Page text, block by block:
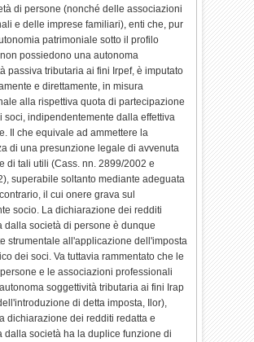
di persone (nonché delle associazioni
e delle imprese familiari), enti che, pur
patrimoniale sotto il profilo
possiedono una autonoma
passiva tributaria ai fini Irpef, è imputato
e direttamente, in misura
alla rispettiva quota di partecipazione
soci, indipendentemente dalla effettiva
Il che equivale ad ammettere la
di una presunzione legale di avvenuta
di tali utili (Cass. nn. 2899/2002 e
superabile soltanto mediante adeguata
il cui onere grava sul
socio. La dichiarazione dei redditi
dalla società di persone è dunque
strumentale all'applicazione dell'imposta
dei soci. Va tuttavia rammentato che le
e le associazioni professionali
soggettività tributaria ai fini Irap
di detta imposta, Ilor),
dichiarazione dei redditi redatta e
dalla società ha la duplice funzione di